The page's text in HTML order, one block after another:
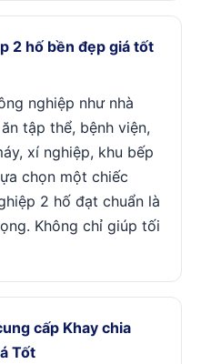
2 hố bền đẹp giá tốt
nghiệp như nhà
tập thể, bệnh viện,
xí nghiệp, khu bếp
chọn một chiếc
2 hố đạt chuẩn là
Không chỉ giúp tối
cấp Khay chia
Tốt